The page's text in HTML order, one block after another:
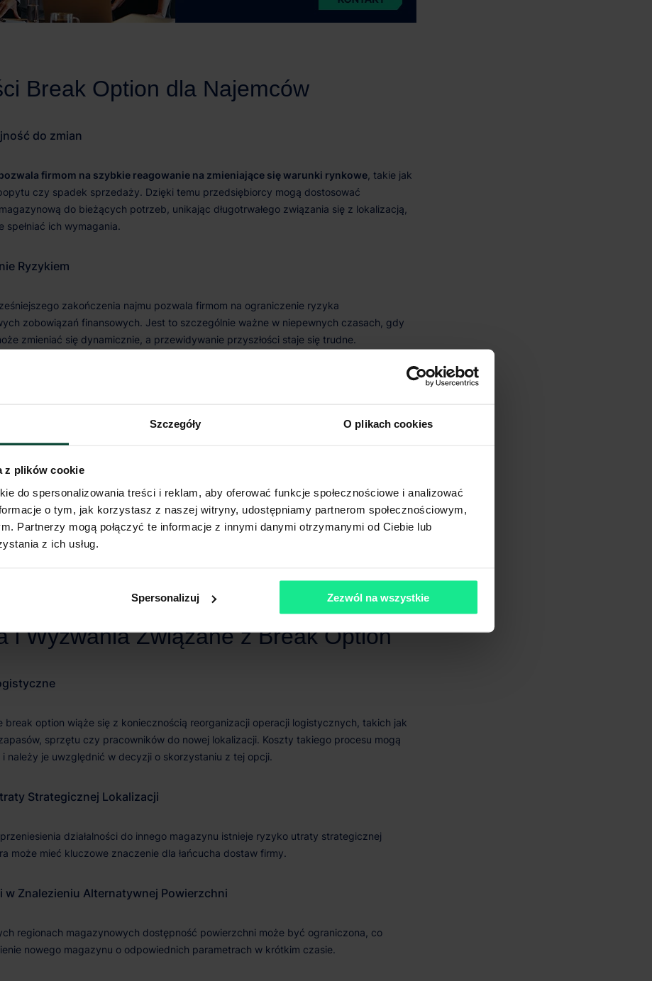
Szczegóły O plikach cookies
z plików cookie
do spersonalizowania treści i reklam, aby oferować funkcje społecznościowe i analizować
o tym, jak korzystasz z naszej witryny, udostępniamy partnerom społecznościowym,
Partnerzy mogą połączyć te informacje z innymi danymi otrzymanymi od Ciebie lub
z ich usług.
Spersonalizuj Zezwól na wszystkie
do zmian
firmom na szybkie reagowanie na zmieniające się warunki rynkowe
Ryzykiem
Operacyjna
Strategicznej Lokalizacji
w Znalezieniu Alternatywnej Powierzchni